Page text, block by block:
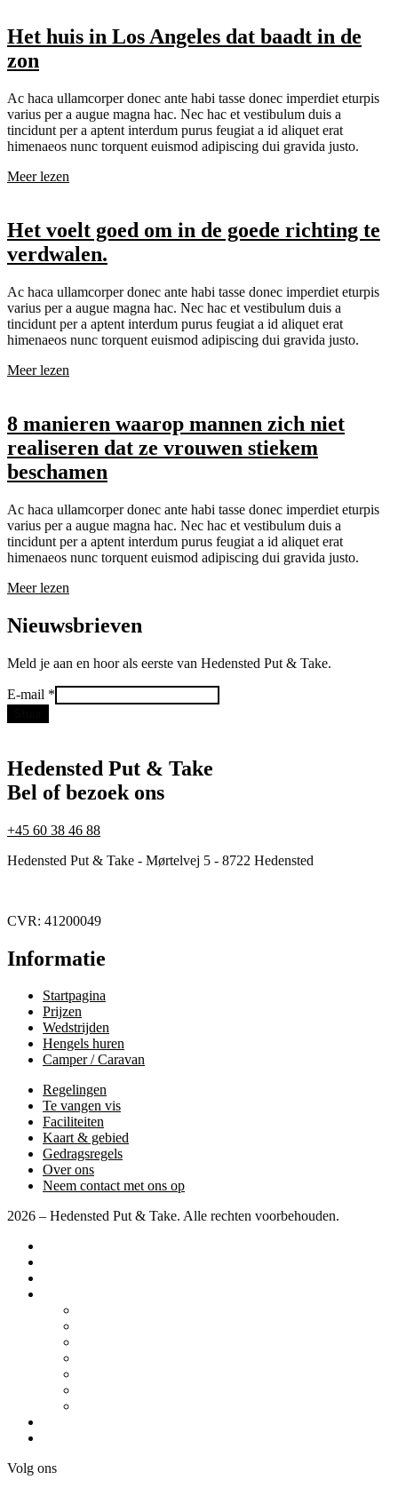
Het huis in Los Angeles dat baadt in de
zon
Ac haca ullamcorper donec ante habi tasse donec imperdiet eturpis
varius per a augue magna hac. Nec hac et vestibulum duis a
tincidunt per a aptent interdum purus feugiat a id aliquet erat
himenaeos nunc torquent euismod adipiscing dui gravida justo.
Meer lezen
Het voelt goed om in de goede richting te
verdwalen.
Ac haca ullamcorper donec ante habi tasse donec imperdiet eturpis
varius per a augue magna hac. Nec hac et vestibulum duis a
tincidunt per a aptent interdum purus feugiat a id aliquet erat
himenaeos nunc torquent euismod adipiscing dui gravida justo.
Meer lezen
8 manieren waarop mannen zich niet
realiseren dat ze vrouwen stiekem
beschamen
Ac haca ullamcorper donec ante habi tasse donec imperdiet eturpis
varius per a augue magna hac. Nec hac et vestibulum duis a
tincidunt per a aptent interdum purus feugiat a id aliquet erat
himenaeos nunc torquent euismod adipiscing dui gravida justo.
Meer lezen
Nieuwsbrieven
Meld je aan en hoor als eerste van Hedensted Put & Take.
E-
mail
E-mail *
Hedensted Put & Take
Bel of bezoek ons
+45 60 38 46 88
Hedensted Put & Take - Mørtelvej 5 - 8722 Hedensted
CVR: 41200049
Informatie
Startpagina
Prijzen
Wedstrijden
Hengels huren
Camper / Caravan
Regelingen
Te vangen vis
Faciliteiten
Kaart & gebied
Gedragsregels
Over ons
Neem contact met ons op
2026 – Hedensted Put & Take. Alle rechten voorbehouden.
Volg ons